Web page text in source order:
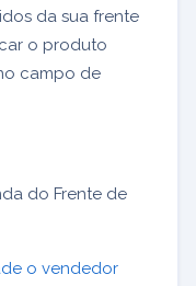
da sua frente
o produto
campo de
do Frente de
o vendedor